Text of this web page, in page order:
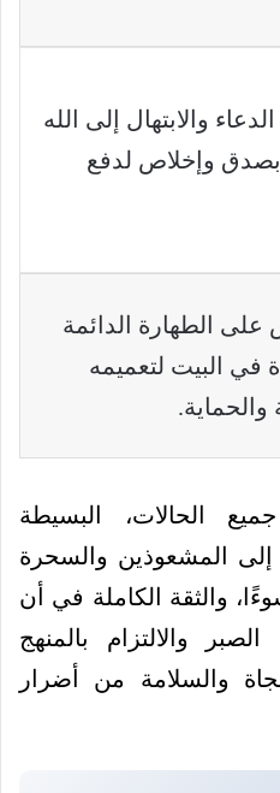
والابتهال إلى الله
بصدق وإخلاص لدفع
الطهارة الدائمة
في البيت لتعميمه
والحماية.
الحالات، البسيطة
إلى المشعوذين والسحرة
والثقة الكاملة في أن
والالتزام بالمنهج
والسلامة من أضرار